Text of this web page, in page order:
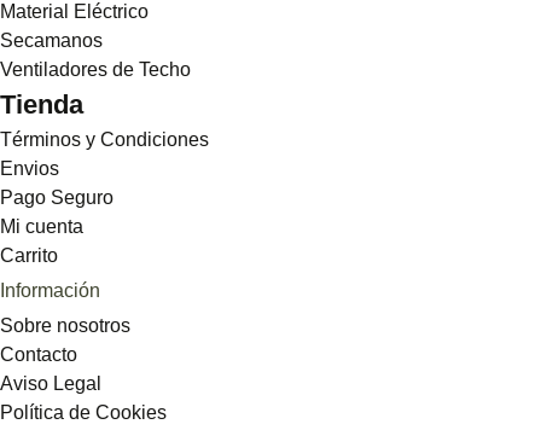
Material Eléctrico
Secamanos
Ventiladores de Techo
Tienda
Términos y Condiciones
Envios
Pago Seguro
Mi cuenta
Carrito
Información
Sobre nosotros
Contacto
Aviso Legal
Política de Cookies